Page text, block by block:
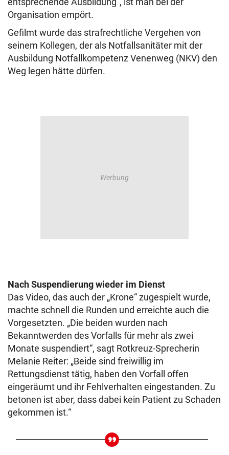
Organisation empört.
Gefilmt wurde das strafrechtliche Vergehen von
seinem Kollegen, der als Notfallsanitäter mit der
Ausbildung Notfallkompetenz Venenweg (NKV) den
Weg legen hätte dürfen.
Nach Suspendierung wieder im Dienst
Das Video, das auch der „Krone“ zugespielt wurde,
machte schnell die Runden und erreichte auch die
Vorgesetzten. „Die beiden wurden nach
Bekanntwerden des Vorfalls für mehr als zwei
Monate suspendiert“, sagt Rotkreuz-Sprecherin
Melanie Reiter: „Beide sind freiwillig im
Rettungsdienst tätig, haben den Vorfall offen
eingeräumt und ihr Fehlverhalten eingestanden. Zu
betonen ist aber, dass dabei kein Patient zu Schaden
gekommen ist.“